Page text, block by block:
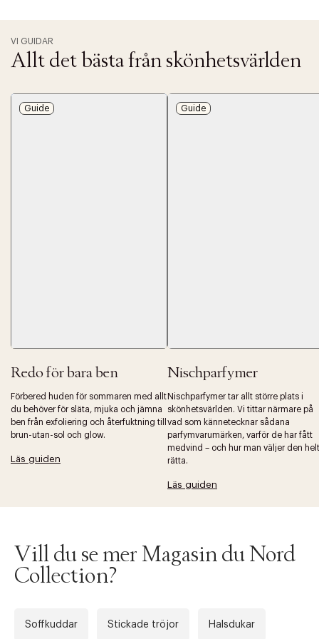
VI GUIDAR
Allt det bästa från skönhetsvärlden
Guide
Redo för bara ben
Förbered huden för sommaren med allt
du behöver för släta, mjuka och jämna
ben från exfoliering och återfuktning till
brun-utan-sol och glow.
Läs guiden
Guide
Nischparfymer
Nischparfymer tar allt större plats i
skönhetsvärlden. Vi tittar närmare på
vad som kännetecknar sådana
parfymvarumärken, varför de har fått
medvind – och hur man väljer den helt
rätta.
Läs guiden
Tidigare
Vill du se mer Magasin du Nord
Collection?
Soffkuddar Stickade tröjor Halsdukar